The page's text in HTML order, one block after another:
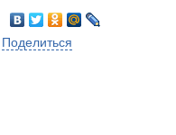
Поделиться